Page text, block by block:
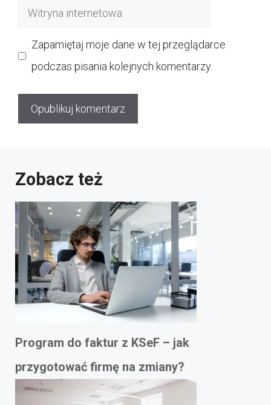
Witryna
Zapamiętaj moje dane w tej przeglądarce
podczas pisania kolejnych komentarzy.
Zobacz też
Program do faktur z KSeF – jak
przygotować firmę na zmiany?